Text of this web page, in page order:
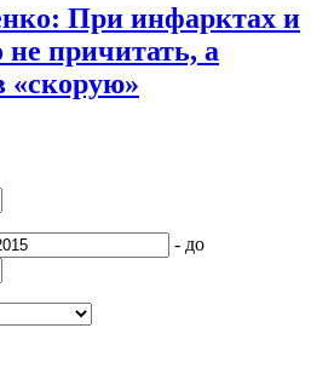
При инфарктах и
причитать, а
«скорую»
- до